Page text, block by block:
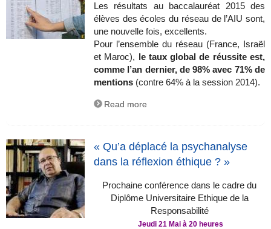
Les résultats au baccalauréat 2015 des
élèves des écoles du réseau de l’AIU sont,
une nouvelle fois, excellents.
Pour l’ensemble du réseau (France, Israël
et Maroc), le taux global de réussite est,
comme l’an dernier, de 98% avec 71% de
mentions (contre 64% à la session 2014).
Read more
« Qu’a déplacé la psychanalyse
dans la réflexion éthique ? »
Prochaine conférence dans le cadre du
Diplôme Universitaire Ethique de la
Responsabilité
Jeudi 21 Mai à 20 heures